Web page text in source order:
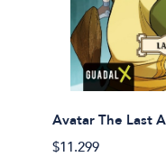
Avatar The Last
$11.299